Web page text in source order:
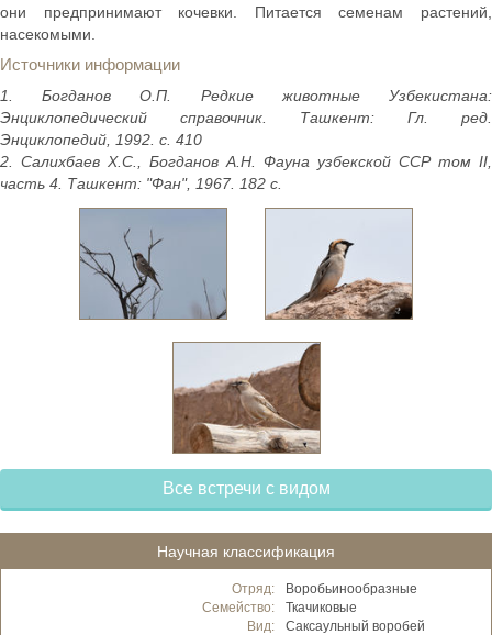
они предпринимают кочевки. Питается семенам растений,
насекомыми.
Источники информации
1. Богданов О.П. Редкие животные Узбекистана:
Энциклопедический справочник. Ташкент: Гл. ред.
Энциклопедий, 1992. с. 410
2. Салихбаев Х.С., Богданов А.Н. Фауна узбекской ССР том II,
часть 4. Ташкент: "Фан", 1967. 182 с.
Все встречи с видом
Научная классификация
Отряд:
Воробьинообразные
Семейство:
Ткачиковые
Вид:
Саксаульный воробей